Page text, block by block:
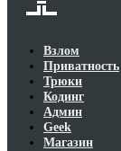
Взлом
Приватность
Трюки
Кодинг
Админ
Geek
Магазин